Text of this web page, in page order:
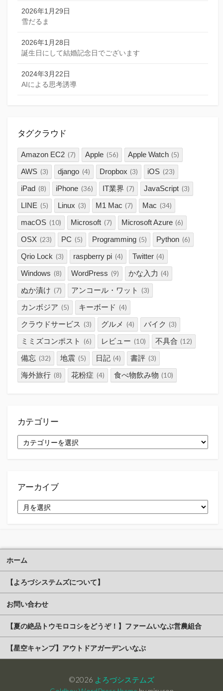
2026年1月29日
雪だるま
2026年1月28日
誕生日にして結婚記念日でございます
2024年3月22日
AIによる思考誘導
タグクラウド
Amazon EC2 (7) Apple (56) Apple Watch (5)
AWS (3) django (4) Dropbox (3) iOS (23)
iPad (8) iPhone (36) IT業界 (7) JavaScript (3)
LINE (5) Linux (3) M1 Mac (7) Mac (34)
macOS (10) Microsoft (7) Microsoft Azure (6)
OSX (23) PC (5) Programming (5) Python (6)
Qrio Lock (3) raspberry pi (4) Twitter (4)
Windows (8) WordPress (9) かな入力 (4)
ぬか漬け (7) アンコール・ワット (3)
カンボジア (5) キーボード (4)
クラウドサービス (3) グルメ (4) バイク (3)
ミミズコンポスト (6) レビュー (10) 不具合 (12)
備忘 (32) 地震 (5) 日記 (4) 書評 (3)
海外旅行 (8) 花粉症 (4) 食べ物飲み物 (10)
カテゴリー
テ
アーカイブ
ー
ホーム
【よろづシステムズについて】
お問い合わせ
【夏の絶品トウモロコシをどうぞ！】ファームいなぶ営農組合
【星空キャンプ】アウトドアガーデンいなぶ
©2026 よろづシステムズ